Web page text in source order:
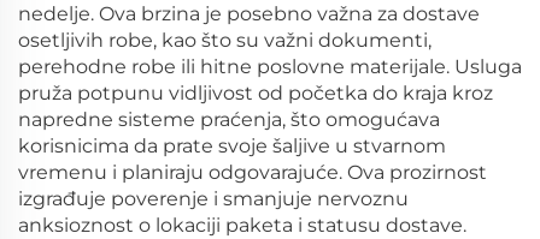
nedelje. Ova brzina je posebno važna za dostave
osetljivih robe, kao što su važni dokumenti,
perehodne robe ili hitne poslovne materijale. Usluga
pruža potpunu vidljivost od početka do kraja kroz
napredne sisteme praćenja, što omogućava
korisnicima da prate svoje šaljive u stvarnom
vremenu i planiraju odgovarajuće. Ova prozirnost
izgrađuje poverenje i smanjuje nervoznu
anksioznost o lokaciji paketa i statusu dostave.